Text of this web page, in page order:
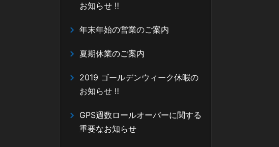
お知らせ ‼
年末年始の営業のご案内
夏期休業のご案内
2019 ゴールデンウィーク休暇の
お知らせ ‼
GPS週数ロールオーバーに関する
重要なお知らせ